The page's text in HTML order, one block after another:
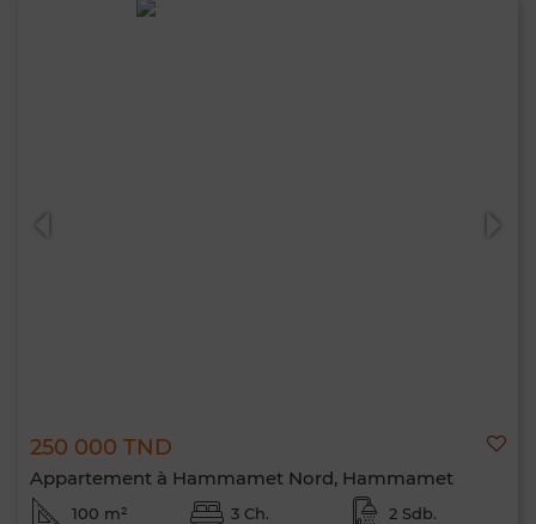
250 000 TND
Appartement à Hammamet Nord, Hammamet
100 m² 3 Ch. 2 Sdb.